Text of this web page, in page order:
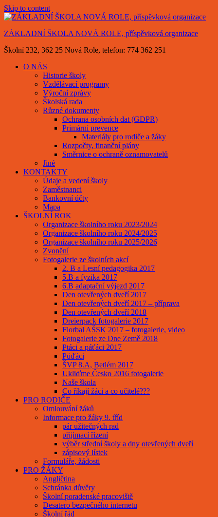
Skip to content
ZÁKLADNÍ ŠKOLA NOVÁ ROLE, příspěvková organizace
Školní 232, 362 25 Nová Role, telefon: 774 362 251
O NÁS
Historie školy
Vzdělávací programy
Výroční zprávy
Školská rada
Různé dokumenty
Ochrana osobních dat (GDPR)
Primární prevence
Materiály pro rodiče a žáky
Rozpočty, finanční plány
Směrnice o ochraně oznamovatelů
Jiné
KONTAKTY
Údaje a vedení školy
Zaměstnanci
Bankovní účty
Mapa
ŠKOLNÍ ROK
Organizace školního roku 2023/2024
Organizace školního roku 2024/2025
Organizace školního roku 2025/2026
Zvonění
Fotogalerie ze školních akcí
2. B a Lesní pedagogika 2017
5.B a fyzika 2017
6.B adaptační výjezd 2017
Den otevřených dveří 2017
Den otevřených dveří 2017 – příprava
Den otevřených dveří 2018
Dreierpack fotogalerie 2017
Florbal AŠSK 2017 – fotogalerie, video
Fotogalerie ze Dne Země 2018
Ptáci a páťáci 2017
Půďáci
ŠVP 8.A, Betlém 2017
Ukliďme Česko 2016 fotogalerie
Naše škola
Co říkají žáci a co učitelé???
PRO RODIČE
Omlouvání žáků
Informace pro žáky 9. tříd
pár užitečných rad
přijímací řízení
výběr střední školy a dny otevřených dveří
zápisový lístek
Formuláře, žádosti
PRO ŽÁKY
Angličtina
Schránka důvěry
Školní poradenské pracoviště
Desatero bezpečného internetu
Školní řád